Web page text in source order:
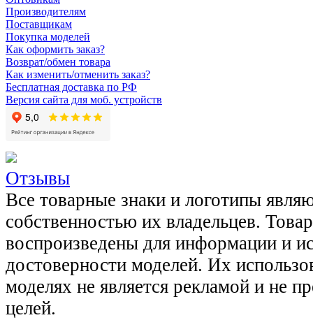
Производителям
Поставщикам
Покупка моделей
Как оформить заказ?
Возврат/обмен товара
Как изменить/отменить заказ?
Бесплатная доставка по РФ
Версия сайта для моб. устройств
Отзывы
Все товарные знаки и логотипы
собственностью их владельцев.
воспроизведены для информации и
достоверности моделей. Их
моделях не является рекламой и не
целей.